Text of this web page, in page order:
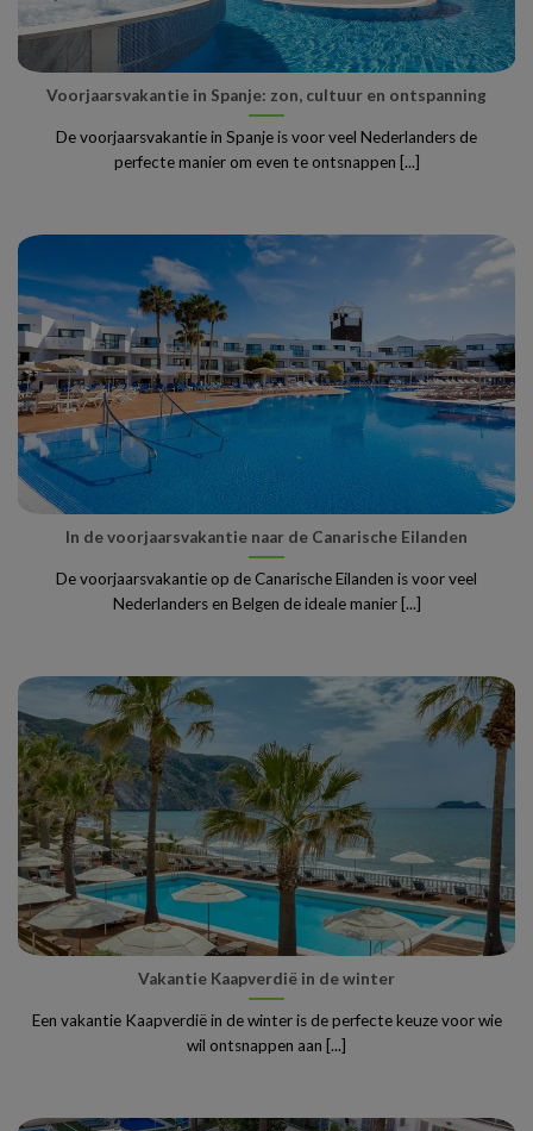
Voorjaarsvakantie in Spanje: zon, cultuur en ontspanning
De voorjaarsvakantie in Spanje is voor veel Nederlanders de
perfecte manier om even te ontsnappen [...]
In de voorjaarsvakantie naar de Canarische Eilanden
De voorjaarsvakantie op de Canarische Eilanden is voor veel
Nederlanders en Belgen de ideale manier [...]
Vakantie Kaapverdië in de winter
Een vakantie Kaapverdië in de winter is de perfecte keuze voor wie
wil ontsnappen aan [...]